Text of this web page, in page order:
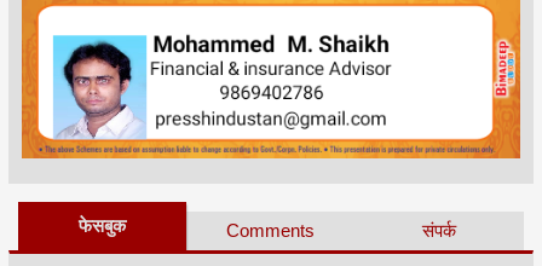
फेसबुक Comments संपर्क